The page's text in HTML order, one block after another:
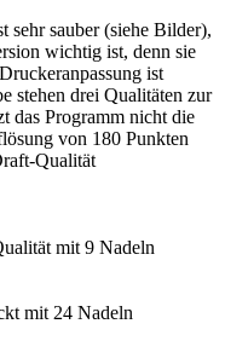
sehr sauber (siehe Bilder),
wichtig ist, denn sie
ist
stehen drei Qualitäten zur
das Programm nicht die
von 180 Punkten
Qualität
mit 9 Nadeln
mit 24 Nadeln